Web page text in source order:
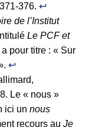
376. ↩︎
de l’Institut
Le PCF et
pour titre : « Sur
↩︎
Le « nous »
ici un nous
recours au Je